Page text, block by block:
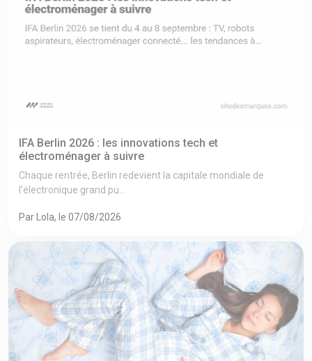
IFA Berlin 2026 : les innovations tech et
électroménager à suivre
Chaque rentrée, Berlin redevient la capitale mondiale de
l'électronique grand pu...
Par Lola, le 07/08/2026